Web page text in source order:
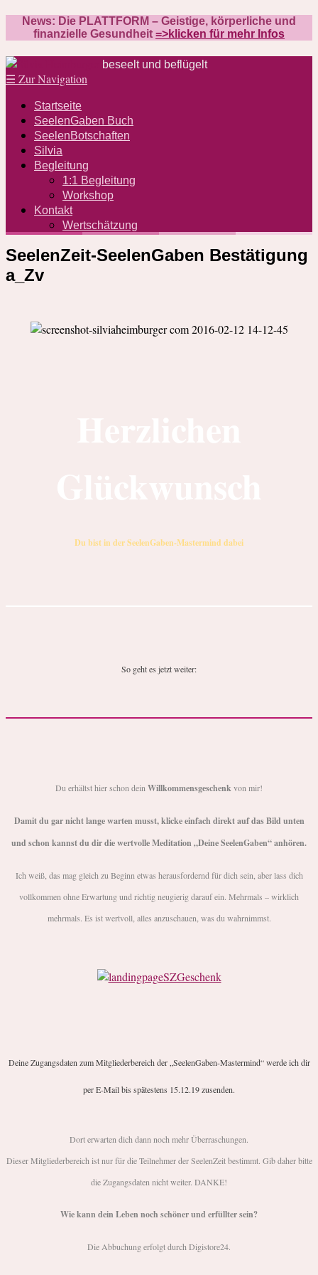
News: Die PLATTFORM – Geistige, körperliche und
finanzielle Gesundheit =>klicken für mehr Infos
beseelt und beflügelt
☰ Zur Navigation
Startseite
SeelenGaben Buch
SeelenBotschaften
Silvia
Begleitung
1:1 Begleitung
Workshop
Kontakt
Wertschätzung
SeelenZeit-SeelenGaben Bestätigung
a_Zv
Du bist in der SeelenGaben-Mastermind dabei
So geht es jetzt weiter:
Du erhältst hier schon deinWillkommensgeschenkvon mir!
Damit du gar nicht lange warten musst, klicke einfach direkt auf das Bild unten
und schon kannst du dir die wertvolle Meditation „Deine SeelenGaben“ anhören.
Ich weiß, das mag gleich zu Beginn etwas herausfordernd für dich sein, aber lass dich
vollkommen ohne Erwartung und richtig neugierig darauf ein. Mehrmals – wirklich
mehrmals. Es ist wertvoll, alles anzuschauen, was du wahrnimmst.
Deine Zugangsdaten zum Mitgliederbereich der „SeelenGaben-Mastermind“ werde ich dir
per E-Mail bis spätestens 15.12.19 zusenden.
Dort erwarten dich dann noch mehr Überraschungen.
Dieser Mitgliederbereich ist nur für die Teilnehmer der SeelenZeit bestimmt. Gib daher bitte
die Zugangsdaten nicht weiter. DANKE!
Wie kann dein Leben noch schöner und erfüllter sein?
Die Abbuchung erfolgt durch Digistore24.